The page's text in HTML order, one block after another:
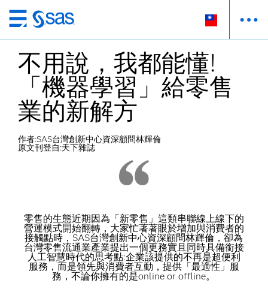
跳
至
主
要
容
不用說，我都能懂!
「機器學習」給零售
業的新解方
作者:SAS台灣創新中心資深顧問林輝倫
原文刊登自:天下雜誌
零售的生態近期因為「新零售」這類串聯線上線下的
營運模式開始翻轉，大家忙著著眼於增加與消費者的
接觸點時，SAS台灣創新中心資深顧問林輝倫，卻為
台灣零售流通業產業提出一個更務實且同時具備銜接
人工智慧時代的思考點:企業該提供的不再是超便利
服務，而是領先與消費者互動，提供「最適性」服
務，不論你擁有的是online or offline。